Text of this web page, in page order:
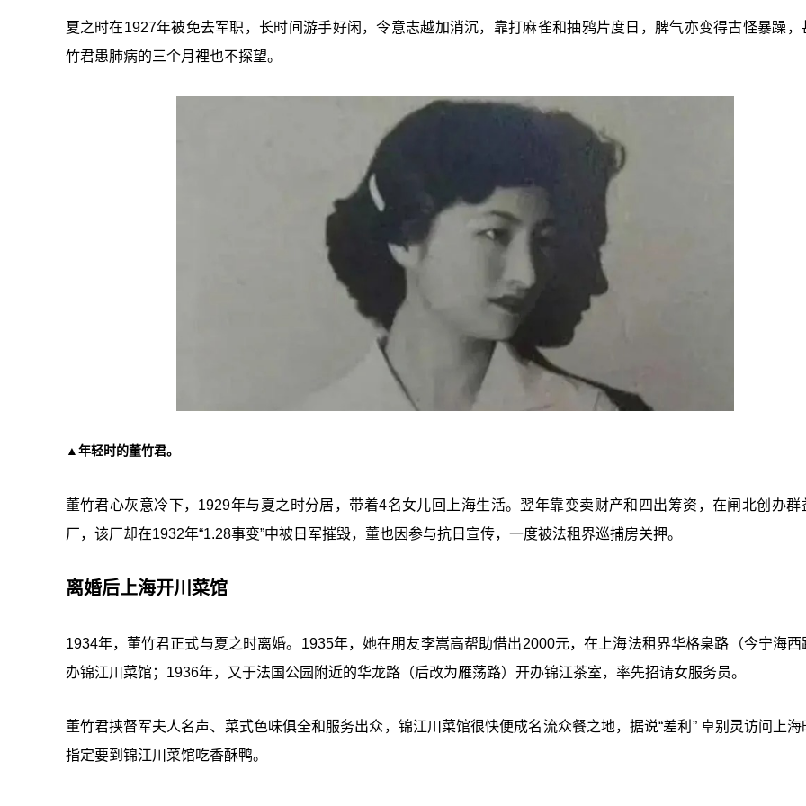
夏之时在1927年被免去军职，长时间游手好闲，令意志越加消沉，靠打麻雀和抽鸦片度日，脾气亦变得古怪暴躁，
竹君患肺病的三个月裡也不探望。
▲年轻时的董竹君。
董竹君心灰意冷下，1929年与夏之时分居，带着4名女儿回上海生活。翌年靠变卖财产和四出筹资，在闸北创办群
厂，该厂却在1932年“1.28事变”中被日军摧毁，董也因参与抗日宣传，一度被法租界巡捕房关押。
离婚后上海开川菜馆
1934年，董竹君正式与夏之时离婚。1935年，她在朋友李嵩高帮助借出2000元，在上海法租界华格臬路（今宁海西
办锦江川菜馆；1936年，又于法国公园附近的华龙路（后改为雁荡路）开办锦江茶室，率先招请女服务员。
董竹君挟督军夫人名声、菜式色味俱全和服务出众，锦江川菜馆很快便成名流众餐之地，据说“差利” 卓别灵访问上海
指定要到锦江川菜馆吃香酥鸭。